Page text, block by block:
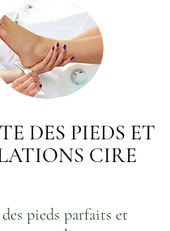
DES PIEDS ET
CIRE
pieds parfaits et